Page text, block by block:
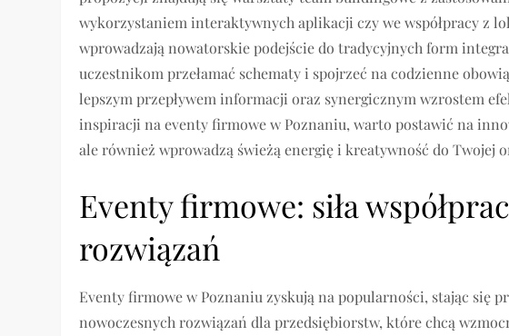
wykorzystaniem interaktywnych aplikacji czy we współpracy z
wprowadzają nowatorskie podejście do tradycyjnych form
uczestnikom przełamać schematy i spojrzeć na codzienne
lepszym przepływem informacji oraz synergicznym wzrostem
inspiracji na eventy firmowe w Poznaniu, warto postawić na
ale również wprowadzą świeżą energię i kreatywność do Twojej
Eventy firmowe: siła
rozwiązań
Eventy firmowe w Poznaniu zyskują na popularności, stając się
nowoczesnych rozwiązań dla przedsiębiorstw, które chcą